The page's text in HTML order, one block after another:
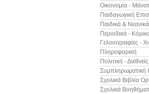
Οικονομία -
Παιδαγωγική
Παιδικά &
Περιοδικά -
Γελοιογραφίες -
Πληροφορική
Πολιτική -
Συμπληρωματική
Σχολικά Βιβλία
Σχολικά